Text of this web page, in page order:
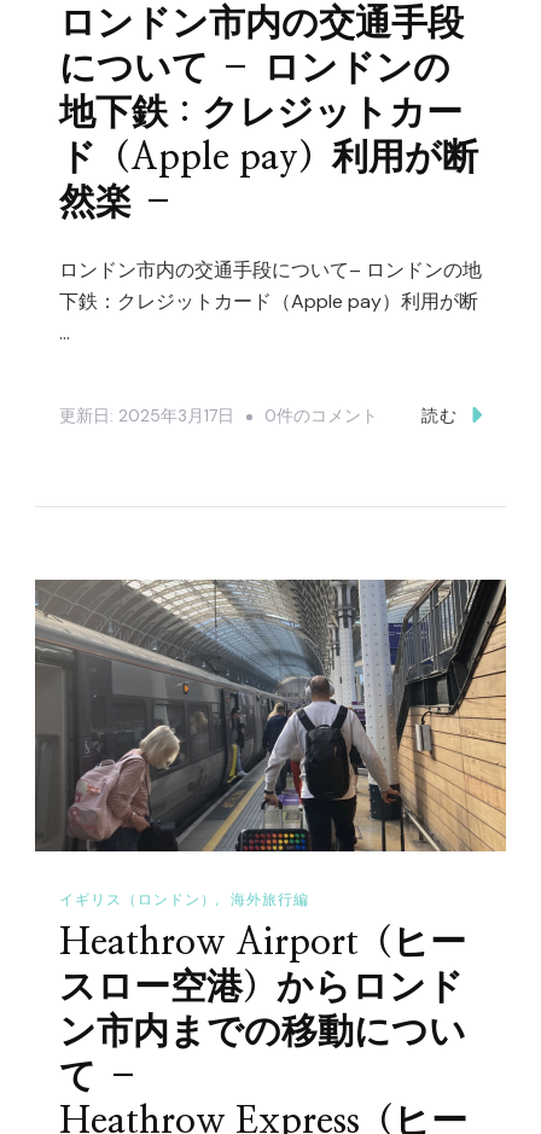
ー
ズ
ジ
ア
ー
ン
–
Bros.
Studio
Tour
London
–
The
Making
Of
Potter
–
の
ロンドン市内の交通手段
について – ロンドンの
地下鉄：クレジットカー
ド（Apple pay）利用が断
然楽 –
ロンドン市内の交通手段について– ロンドンの地
下鉄：クレジットカード（Apple pay）利用が断
…
更新日: 2025年3月17日
ロ
内
の
交
通
手
段
に
つ
て
–
ド
の
0件のコメント 読む
イギリス（ロンドン） 海外旅行編
Heathrow Airport（ヒー
スロー空港）からロンド
ン市内までの移動につい
て –
Heathrow Express（ヒー